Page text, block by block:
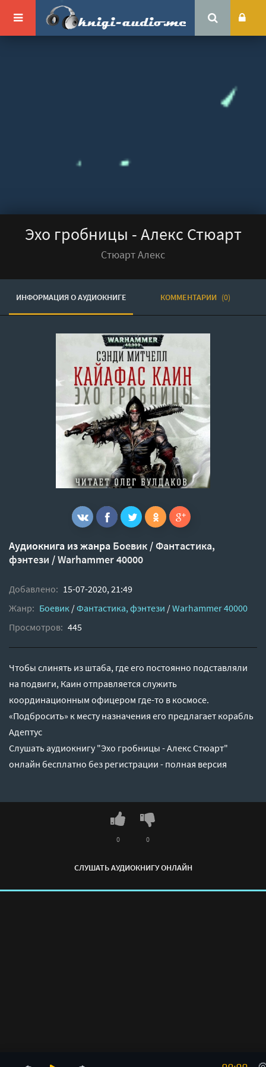
Эхо гробницы - Алекс Стюарт
Стюарт Алекс
ИНФОРМАЦИЯ О АУДИОКНИГЕ КОММЕНТАРИИ (0)
Аудиокнига из жанра Боевик /Фантастика,
фэнтези /Warhammer 40000
Добавлено: 15-07-2020, 21:49
Жанр: Боевик /Фантастика, фэнтези /Warhammer 40000
Просмотров: 445
Чтобы слинять из штаба, где его постоянно подставляли
на подвиги, Каин отправляется служить
координационным офицером где-то в космосе.
«Подбросить» к месту назначения его предлагает корабль
Адептус
Слушать аудиокнигу "Эхо гробницы - Алекс Стюарт"
онлайн бесплатно без регистрации - полная версия
СЛУШАТЬ АУДИОКНИГУ ОНЛАЙН
0 0